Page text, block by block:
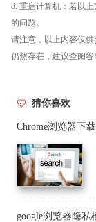
8. 重启计算机：若以
的问题。
请注意，以上内容仅
仍然存在，建议查阅谷
猜你喜欢
Chrome浏览器下
google浏览器隐私